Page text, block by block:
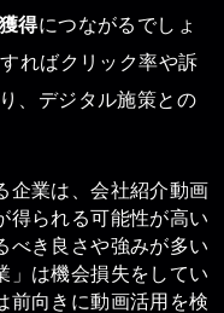
得につながるでしょ
ればクリック率や訴
、デジタル施策との
企業は、会社紹介動画
得られる可能性が高い
べき良さや強みが多い
」は機会損失をしてい
前向きに動画活用を検